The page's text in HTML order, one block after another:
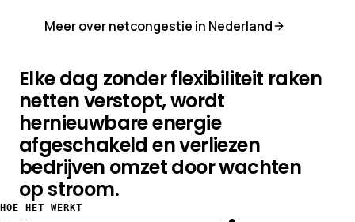
Meer over netcongestie in Nederland
Elke dag zonder flexibiliteit raken
netten verstopt, wordt
hernieuwbare energie
afgeschakeld en verliezen
bedrijven omzet door wachten
op stroom.
HOE HET WERKT